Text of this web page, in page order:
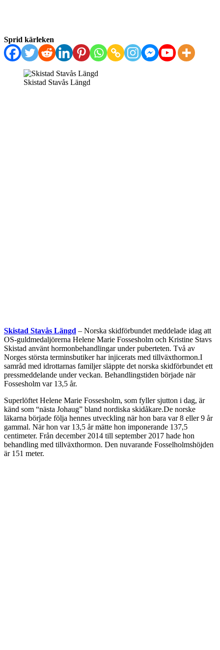
Sprid kärleken
Skistad Stavås Längd
Skistad Stavås Längd – Norska skidförbundet meddelade idag att
OS-guldmedaljörerna Helene Marie Fossesholm och Kristine Stavs
Skistad använt hormonbehandlingar under puberteten. Två av
Norges största terminsbutiker har injicerats med tillväxthormon.I
samråd med idrottarnas familjer släppte det norska skidförbundet ett
pressmeddelande under veckan. Behandlingstiden började när
Fossesholm var 13,5 år.
Superlöftet Helene Marie Fossesholm, som fyller sjutton i dag, är
känd som “nästa Johaug” bland nordiska skidåkare.De norske
läkarna började följa hennes utveckling när hon bara var 8 eller 9 år
gammal. När hon var 13,5 år mätte hon imponerande 137,5
centimeter. Från december 2014 till september 2017 hade hon
behandling med tillväxthormon. Den nuvarande Fosselholmshöjden
är 151 meter.